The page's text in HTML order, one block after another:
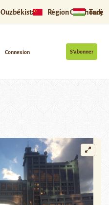
Ouzbékistan Région Ouïghoure
S’abonner
Connexion